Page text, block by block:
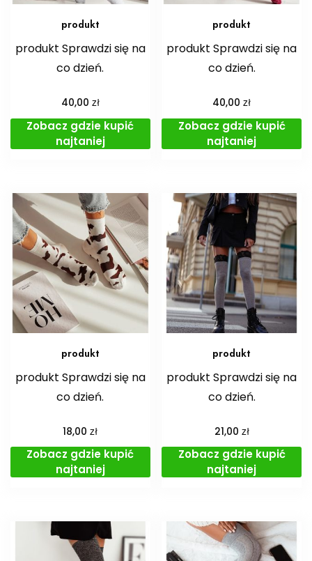
produkt
produkt Sprawdzi się na
co dzień.
40,00 zł
Zobacz gdzie kupić
najtaniej
produkt
produkt Sprawdzi się na
co dzień.
40,00zł
Zobacz gdzie kupić
najtaniej
produkt
produkt Sprawdzi się na
co dzień.
18,00zł
Zobacz gdzie kupić
najtaniej
produkt
produkt Sprawdzi się na
co dzień.
21,00 zł
Zobacz gdzie kupić
najtaniej